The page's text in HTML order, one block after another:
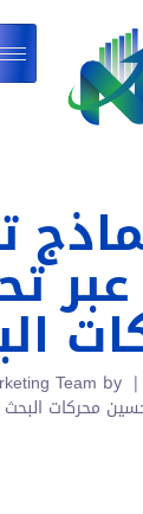
عبر
by
Team
محركات البحث